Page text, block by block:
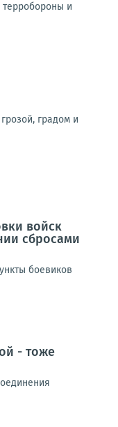
и
градом и
войск
сбросами
боевиков
- тоже